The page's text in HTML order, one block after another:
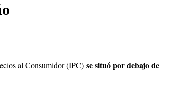
al Consumidor (IPC) se situó por debajo de